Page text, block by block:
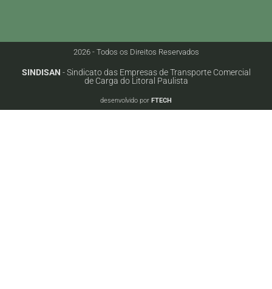
2026 - Todos os Direitos Reservados
SINDISAN - Sindicato das Empresas de Transporte Comercial
de Carga do Litoral Paulista
desenvolvido por FTECH